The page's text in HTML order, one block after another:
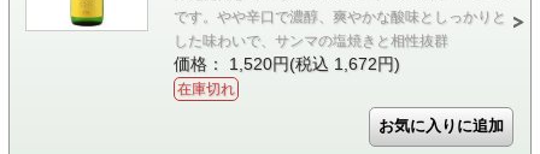
です。やや辛口で濃醇、爽やかな酸味としっかりと
した味わいで、サンマの塩焼きと相性抜群
価格： 1,520円(税込 1,672円)
在庫切れ